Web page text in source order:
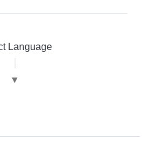
Language
▼